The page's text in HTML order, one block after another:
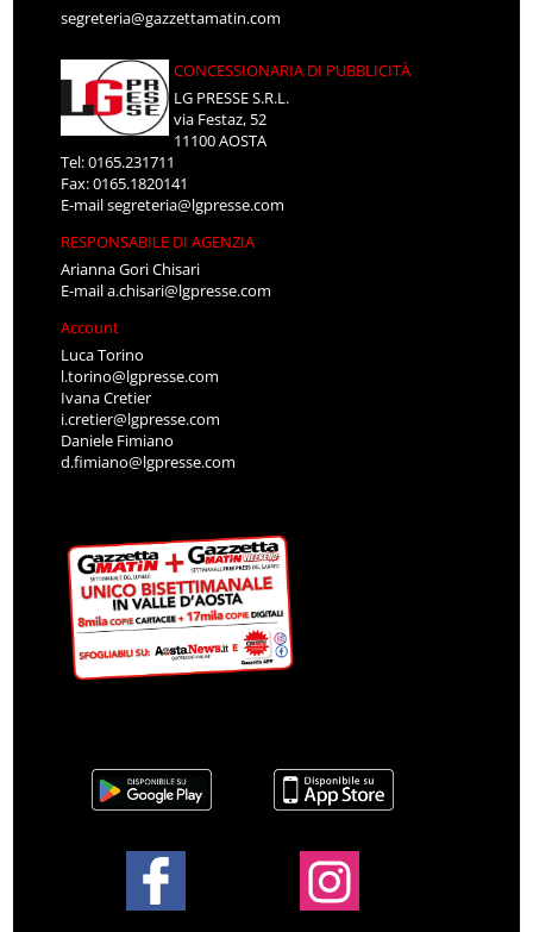
segreteria@gazzettamatin.com
CONCESSIONARIA DI PUBBLICITÀ
LG PRESSE S.R.L.
via Festaz, 52
11100 AOSTA
Tel: 0165.231711
Fax: 0165.1820141
E-mailsegreteria@lgpresse.com
RESPONSABILE DI AGENZIA
Arianna Gori Chisari
E-maila.chisari@lgpresse.com
Account
Luca Torino
l.torino@lgpresse.com
Ivana Cretier
i.cretier@lgpresse.com
Daniele Fimiano
d.fimiano@lgpresse.com